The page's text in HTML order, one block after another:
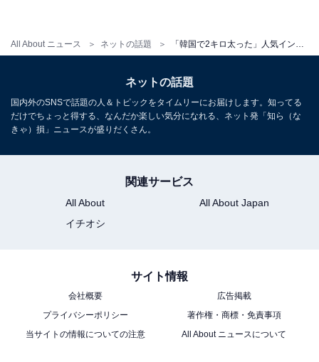
All About ニュース ネットの話題
ネットの話題
国内外のSNSで話題の人＆トピックをタイムリーにお届けします。知ってる
だけでちょっと得する、なんだか楽しい気分になれる、ネット発「知ら（な
きゃ）損」ニュースが盛りだくさん。
関連サービス
All About
All About Japan
イチオシ
サイト情報
会社概要
広告掲載
プライバシーポリシー
著作権・商標・免責事項
当サイトの情報についての注意
All About ニュースについて